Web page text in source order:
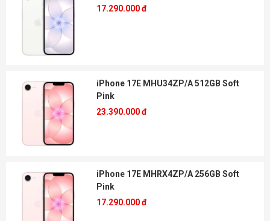
17.290.000 đ
iPhone 17E MHU34ZP/A 512GB Soft
Pink
23.390.000 đ
iPhone 17E MHRX4ZP/A 256GB Soft
Pink
17.290.000 đ